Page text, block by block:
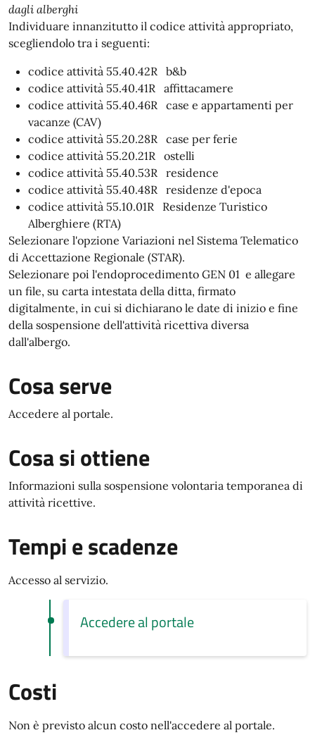
dagli alberghi
Individuare innanzitutto il codice attività appropriato,
scegliendolo tra i seguenti:
codice attività 55.40.42R b&b
codice attività 55.40.41R affittacamere
codice attività 55.40.46R case e appartamenti per
vacanze (CAV)
codice attività 55.20.28R case per ferie
codice attività 55.20.21R ostelli
codice attività 55.40.53R residence
codice attività 55.40.48R residenze d'epoca
codice attività 55.10.01R Residenze Turistico
Alberghiere (RTA)
Selezionare l'opzione Variazioni nel Sistema Telematico
di Accettazione Regionale (STAR).
Selezionare poi l'endoprocedimento GEN 01 e allegare
un file, su carta intestata della ditta, firmato
digitalmente, in cui si dichiarano le date di inizio e fine
della sospensione dell'attività ricettiva diversa
dall'albergo.
Cosa serve
Accedere al portale.
Cosa si ottiene
Informazioni sulla sospensione volontaria temporanea di
attività ricettive.
Tempi e scadenze
Accesso al servizio.
Accedere al portale
Costi
Non è previsto alcun costo nell'accedere al portale.